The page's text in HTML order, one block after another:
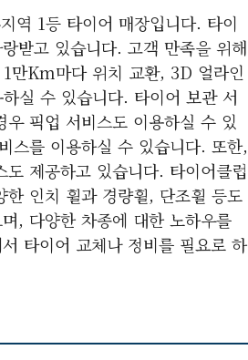
역 1등 타이어 매장입니다. 타이
받고 있습니다. 고객 만족을 위해
만km마다 위치 교환, 3D 얼라인
실 수 있습니다. 타이어 보관 서
픽업 서비스도 이용하실 수 있
스를 이용하실 수 있습니다. 또한,
제공하고 있습니다. 타이어클럽
한 인치 휠과 경량휠, 단조휠 등도
, 다양한 차종에 대한 노하우를
타이어 교체나 정비를 필요로 하